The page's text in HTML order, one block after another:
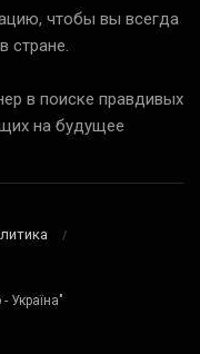
чтобы вы всегда
стране.
в поиске правдивых
на будущее
Україна"